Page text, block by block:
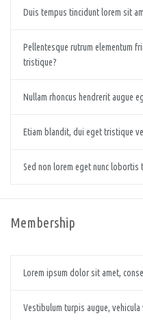
Duis tempus tincidunt lorem sit
Pellentesque rutrum elementum
tristique?
Nullam rhoncus hendrerit augue
Etiam blandit, dui eget tristique
Sed non lorem eget nunc lobortis
Membership
Lorem ipsum dolor sit amet,
Vestibulum turpis augue,